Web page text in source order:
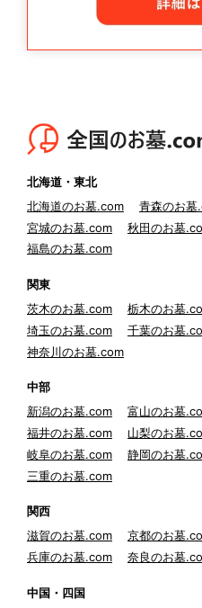
北海道・東北
北海道のお墓.com
青森のお墓
宮城のお墓.com
秋田のお墓
福島のお墓.com
関東
茨木のお墓.com
栃木のお墓
埼玉のお墓.com
千葉のお墓
神奈川のお墓.com
中部
新潟のお墓.com
富山のお墓
福井のお墓.com
山梨のお墓
岐阜のお墓.com
静岡のお墓
三重のお墓.com
関西
滋賀のお墓.com
京都のお墓
兵庫のお墓.com
奈良のお墓
中国・四国